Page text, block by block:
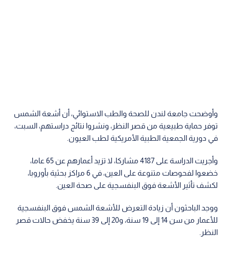
وأوضحت جامعة لندن للصحة والطب الاستوائي، أن أشعة الشمس
توفر حماية طبيعية من قصر النظر، ونشروا نتائج دراستهم، السبت،
في دورية الجمعية الطبية الأمريكية لطب العيون.
وأجريت الدراسة على 4187 مشاركا، لا تزيد أعمارهم عن 65 عاما،
خضعوا لفحوصات متنوعة على العين، في 6 مراكز بحثية بأوروبا،
لكشف تأثير الأشعة فوق البنفسجية على صحة العين.
ووجد الباحثون أن زيادة التعرض للأشعة الشمس فوق البنفسجية
للأعمار من سن 14 إلى 19 سنة، و20 إلى 39 سنة يخفض حالات قصر
النظر.